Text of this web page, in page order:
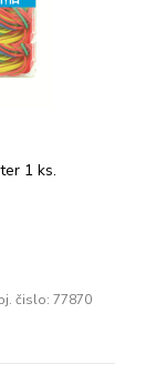
1 ks.
čislo: 77870